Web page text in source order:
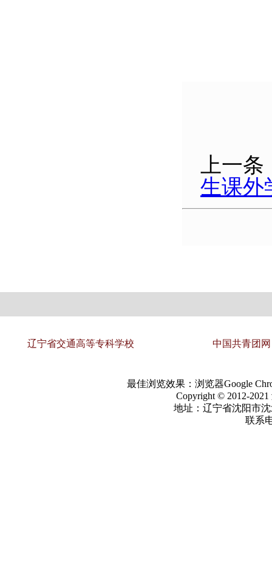
上一条
生课外
辽宁省交通高等专科学校 中国共青团网
最佳浏览效果：浏览器Google
Copyright © 2012-
地址：辽宁省沈阳市
联系